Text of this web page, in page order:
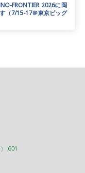
FRONTIER 2026に岡
（7/15-17＠東京ビッグ
601